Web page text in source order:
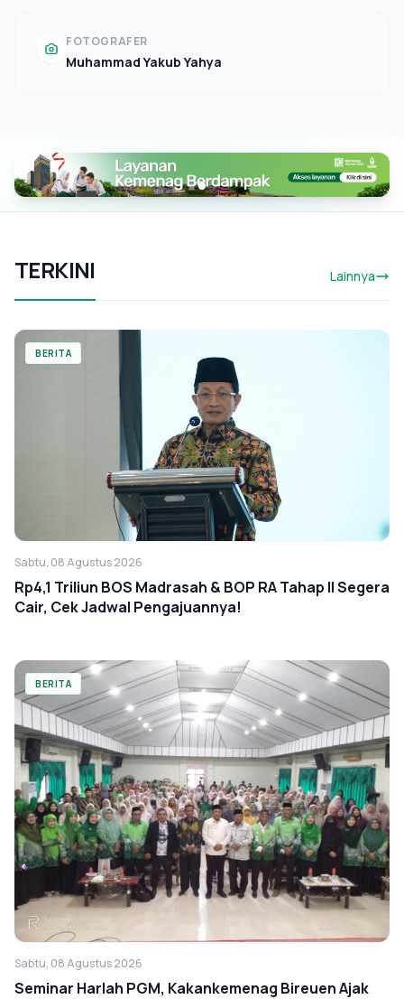
FOTOGRAFER
Muhammad Yakub Yahya
TERKINI Lainnya
BERITA
Sabtu, 08 Agustus 2026
Rp4,1 Triliun BOS Madrasah & BOP RA Tahap II Segera
Cair, Cek Jadwal Pengajuannya!
BERITA
Sabtu, 08 Agustus 2026
Seminar Harlah PGM, Kakankemenag Bireuen Ajak